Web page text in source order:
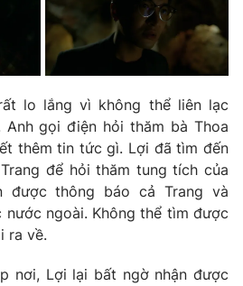
hình thức nếu không có sự chấp
nguồn VTV.vn khi phát hành lại
lo lắng vì không thể liên lạc
Anh gọi điện hỏi thăm bà Thoa
thêm tin tức gì. Lợi đã tìm đến
để hỏi thăm tung tích của
được thông báo cả Trang và
ngoài. Không thể tìm được
ra về.
nơi, Lợi lại bất ngờ nhận được